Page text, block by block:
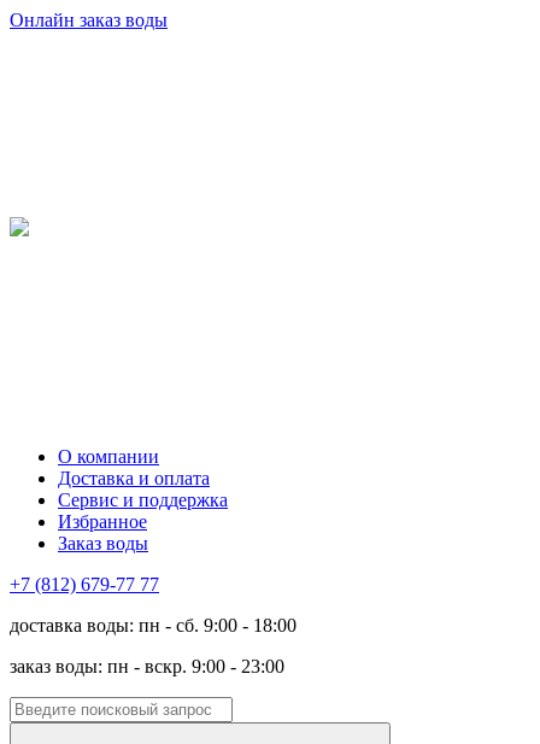
Онлайн заказ воды
О компании
Доставка и оплата
Сервис и поддержка
Избранное
Заказ воды
+7 (812) 679-77 77
доставка воды: пн - сб. 9:00 - 18:00
заказ воды: пн - вскр. 9:00 - 23:00